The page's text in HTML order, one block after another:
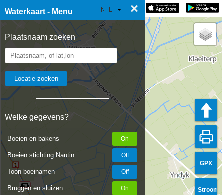
Waterkaart - Menu ×
Plaatsnaam zoeken
Welke gegevens?
Boeien en bakens
Boeien stichting Nautin
Toon boeinamen
Bruggen en sluizen
☰ Waterkaart Live 🇳🇱
GPX
Stroom